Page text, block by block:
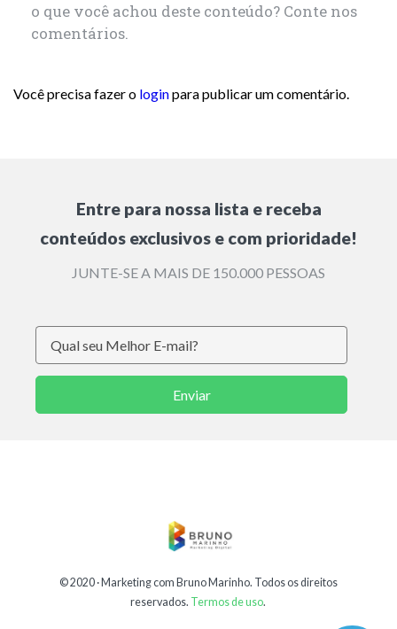
o que você achou deste conteúdo? Conte nos
comentários.
Você precisa fazer o loginpara publicar um comentário.
Entre para nossa lista e receba
conteúdos exclusivos e com prioridade!
JUNTE-SE A MAIS DE 150.000 PESSOAS
Enviar
© 2020 ·Marketing com Bruno Marinho. Todos os direitos
reservados. Termos de uso.